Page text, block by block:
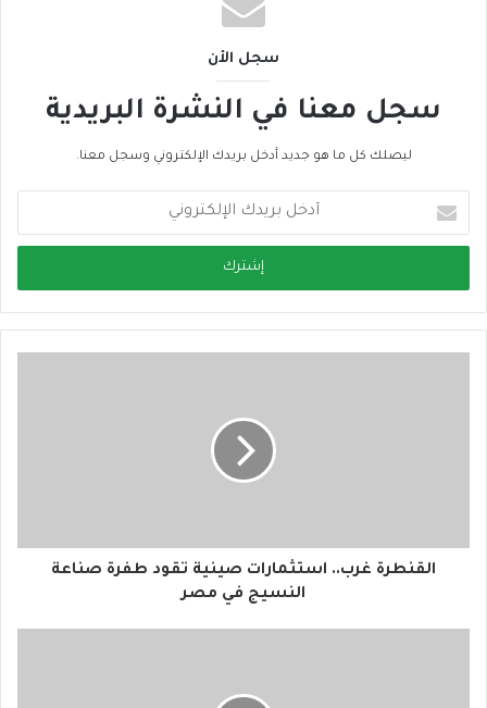
سجل الأن
سجل معنا في النشرة البريدية
ليصلك كل ما هو جديد أدخل بريدك الإلكتروني وسجل معنا.
خ
ب
ر
القنطرة غرب.. استثمارات صينية تقود طفرة صناعة
النسيج في مصر